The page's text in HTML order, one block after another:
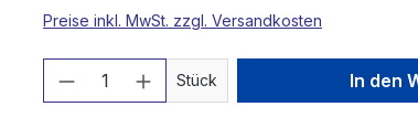
Preise inkl. MwSt. zzgl. Versandkosten
Produkt Anzahl: Gib den
Stück In den